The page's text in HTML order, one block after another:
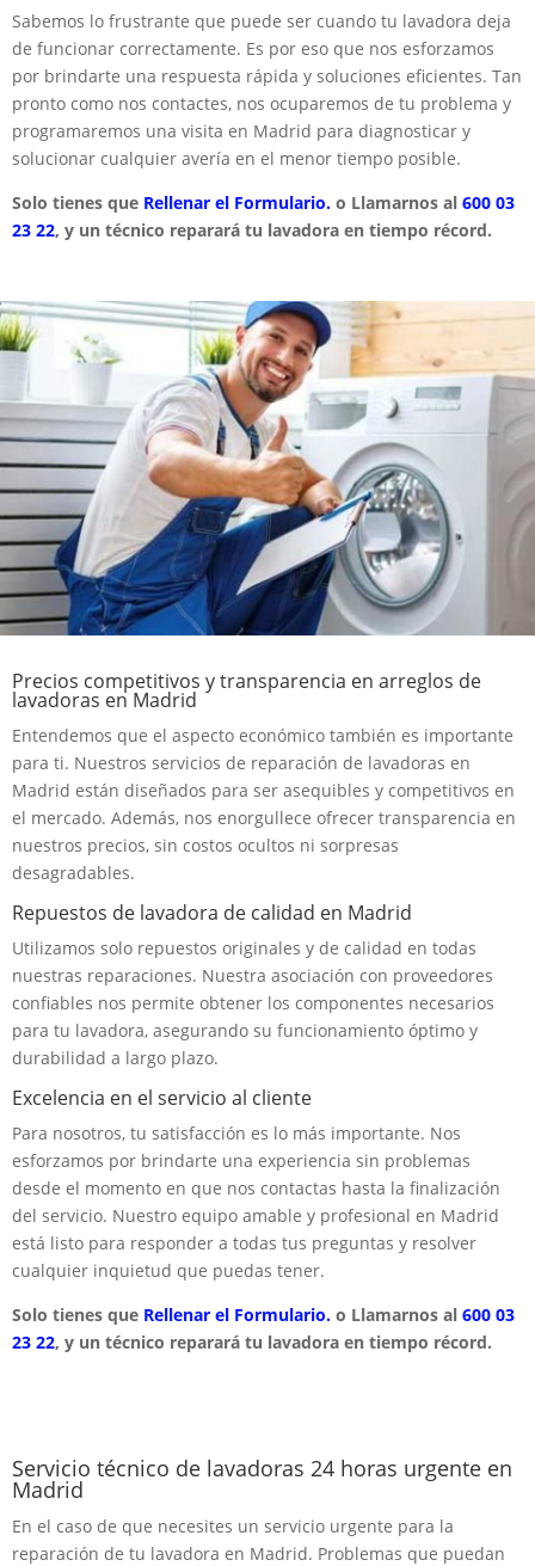
Sabemos lo frustrante que puede ser cuando tu lavadora deja
de funcionar correctamente. Es por eso que nos esforzamos
por brindarte una respuesta rápida y soluciones eficientes. Tan
pronto como nos contactes, nos ocuparemos de tu problema y
programaremos una visita en Madrid para diagnosticar y
solucionar cualquier avería en el menor tiempo posible.
Solo tienes que Rellenar el Formulario. o Llamarnos al 600 03
23 22, y un técnico reparará tu lavadora en tiempo récord.
Precios competitivos y transparencia en arreglos de
lavadoras en Madrid
Entendemos que el aspecto económico también es importante
para ti. Nuestros servicios de reparación de lavadoras en
Madrid están diseñados para ser asequibles y competitivos en
el mercado. Además, nos enorgullece ofrecer transparencia en
nuestros precios, sin costos ocultos ni sorpresas
desagradables.
Repuestos de lavadora de calidad en Madrid
Utilizamos solo repuestos originales y de calidad en todas
nuestras reparaciones. Nuestra asociación con proveedores
confiables nos permite obtener los componentes necesarios
para tu lavadora, asegurando su funcionamiento óptimo y
durabilidad a largo plazo.
Excelencia en el servicio al cliente
Para nosotros, tu satisfacción es lo más importante. Nos
esforzamos por brindarte una experiencia sin problemas
desde el momento en que nos contactas hasta la finalización
del servicio. Nuestro equipo amable y profesional en Madrid
está listo para responder a todas tus preguntas y resolver
cualquier inquietud que puedas tener.
Solo tienes que Rellenar el Formulario. o Llamarnos al 600 03
23 22, y un técnico reparará tu lavadora en tiempo récord.
Servicio técnico de lavadoras 24 horas urgente en
Madrid
En el caso de que necesites un servicio urgente para la
reparación de tu lavadora en Madrid. Problemas que puedan